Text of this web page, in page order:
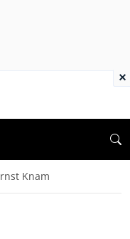
Knam
×